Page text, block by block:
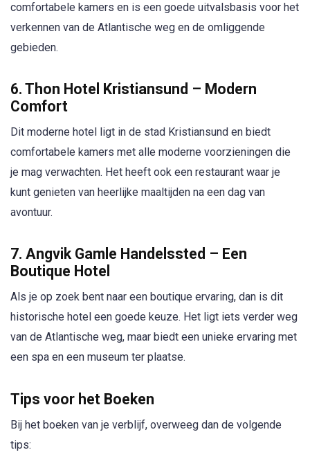
comfortabele kamers en is een goede uitvalsbasis voor het
verkennen van de Atlantische weg en de omliggende
gebieden.
6. Thon Hotel Kristiansund – Modern
Comfort
Dit moderne hotel ligt in de stad Kristiansund en biedt
comfortabele kamers met alle moderne voorzieningen die
je mag verwachten. Het heeft ook een restaurant waar je
kunt genieten van heerlijke maaltijden na een dag van
avontuur.
7. Angvik Gamle Handelssted – Een
Boutique Hotel
Als je op zoek bent naar een boutique ervaring, dan is dit
historische hotel een goede keuze. Het ligt iets verder weg
van de Atlantische weg, maar biedt een unieke ervaring met
een spa en een museum ter plaatse.
Tips voor het Boeken
Bij het boeken van je verblijf, overweeg dan de volgende
tips: